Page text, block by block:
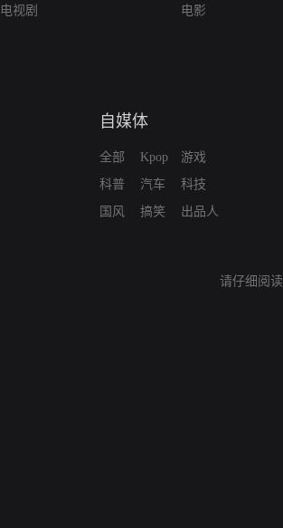
电视剧
电影
自媒体
全部
科普
国风
Kpop
汽车
搞笑
游戏
科技
出品人
请仔细阅读